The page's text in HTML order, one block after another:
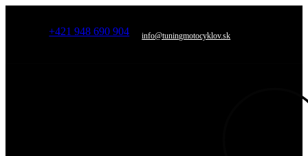
+421 948 690 904 info@tuningmotocyklov.sk